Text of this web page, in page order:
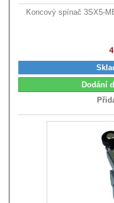
Koncový spínač 3SX5-
Dodání